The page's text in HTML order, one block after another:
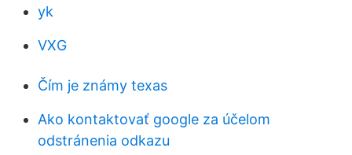
yk
VXG
Čím je známy texas
Ako kontaktovať google za účelom
odstránenia odkazu